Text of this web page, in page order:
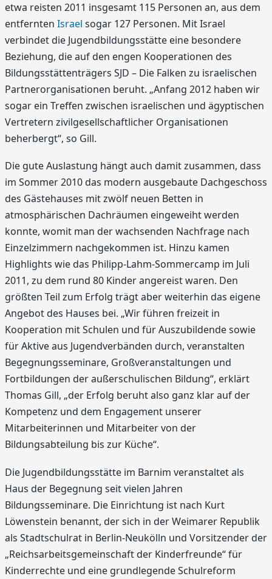
etwa reisten 2011 insgesamt 115 Personen an, aus dem
entfernten Israel sogar 127 Personen. Mit Israel
verbindet die Jugendbildungsstätte eine besondere
Beziehung, die auf den engen Kooperationen des
Bildungsstättenträgers SJD – Die Falken zu israelischen
Partnerorganisationen beruht. „Anfang 2012 haben wir
sogar ein Treffen zwischen israelischen und ägyptischen
Vertretern zivilgesellschaftlicher Organisationen
beherbergt“, so Gill.
Die gute Auslastung hängt auch damit zusammen, dass
im Sommer 2010 das modern ausgebaute Dachgeschoss
des Gästehauses mit zwölf neuen Betten in
atmosphärischen Dachräumen eingeweiht werden
konnte, womit man der wachsenden Nachfrage nach
Einzelzimmern nachgekommen ist. Hinzu kamen
Highlights wie das Philipp-Lahm-Sommercamp im Juli
2011, zu dem rund 80 Kinder angereist waren. Den
größten Teil zum Erfolg trägt aber weiterhin das eigene
Angebot des Hauses bei. „Wir führen freizeit in
Kooperation mit Schulen und für Auszubildende sowie
für Aktive aus Jugendverbänden durch, veranstalten
Begegnungsseminare, Großveranstaltungen und
Fortbildungen der außerschulischen Bildung“, erklärt
Thomas Gill, „der Erfolg beruht also ganz klar auf der
Kompetenz und dem Engagement unserer
Mitarbeiterinnen und Mitarbeiter von der
Bildungsabteilung bis zur Küche“.
Die Jugendbildungsstätte im Barnim veranstaltet als
Haus der Begegnung seit vielen Jahren
Bildungsseminare. Die Einrichtung ist nach Kurt
Löwenstein benannt, der sich in der Weimarer Republik
als Stadtschulrat in Berlin-Neukölln und Vorsitzender der
„Reichsarbeitsgemeinschaft der Kinderfreunde“ für
Kinderrechte und eine grundlegende Schulreform